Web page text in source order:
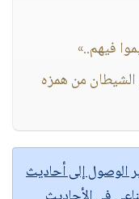
فيهم..»
الشيطان من همزه
الوصول إلى أحاديث